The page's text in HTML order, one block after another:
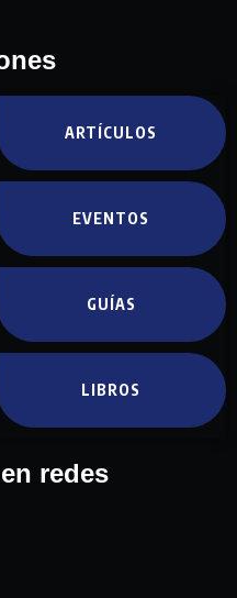
ARTÍCULOS
EVENTOS
GUÍAS
LIBROS
redes